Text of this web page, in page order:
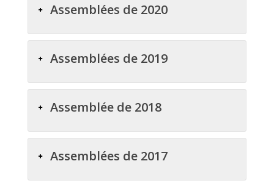
Assemblées de 2020
Assemblées de 2019
Assemblée de 2018
Assemblées de 2017